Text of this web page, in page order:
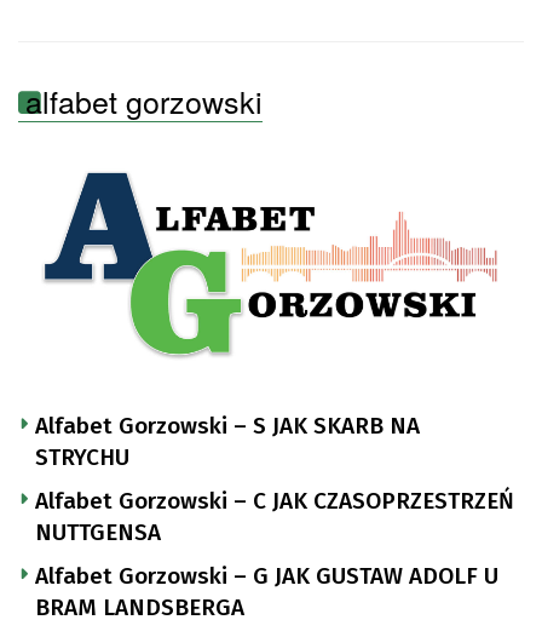
alfabet gorzowski
Alfabet Gorzowski – S JAK SKARB NA
STRYCHU
Alfabet Gorzowski – C JAK CZASOPRZESTRZEŃ
NUTTGENSA
Alfabet Gorzowski – G JAK GUSTAW ADOLF U
BRAM LANDSBERGA